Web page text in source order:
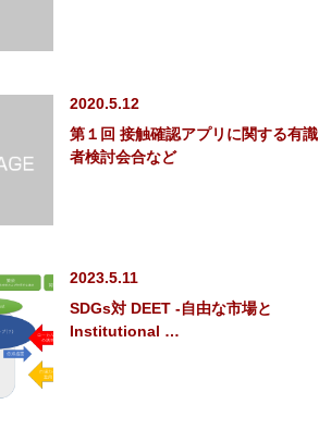
2020.5.12
第１回 接触確認アプリに関する有識
者検討会合など
2023.5.11
SDGs対 DEET -自由な市場と
Institutional …